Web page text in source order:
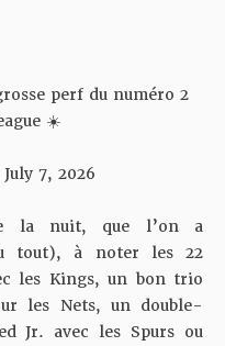
perf du numéro 2
☀️
July 7, 2026
la nuit, que l’on a
tout), à noter les 22
les Kings, un bon trio
les Nets, un double-
Jr. avec les Spurs ou